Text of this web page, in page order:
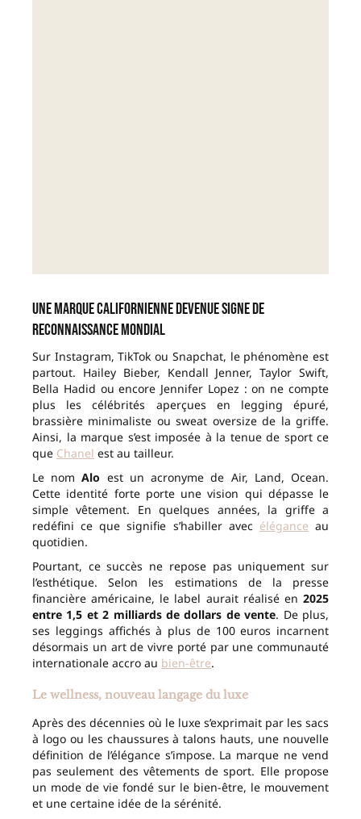
Une marque californienne devenue signe de
reconnaissance mondial
Sur Instagram, TikTok ou Snapchat, le phénomène est
partout. Hailey Bieber, Kendall Jenner, Taylor Swift,
Bella Hadid ou encore Jennifer Lopez : on ne compte
plus les célébrités aperçues en legging épuré,
brassière minimaliste ou sweat oversize de la griffe.
Ainsi, la marque s’est imposée à la tenue de sport ce
que Chanel est au tailleur.
Le nomAlo est un acronyme de Air, Land, Ocean.
Cette identité forte porte une vision qui dépasse le
simple vêtement. En quelques années, la griffe a
redéfini ce que signifie s’habiller avec élégance au
quotidien.
Pourtant, ce succès ne repose pas uniquement sur
l’esthétique. Selon les estimations de la presse
financière américaine, le label aurait réalisé en 2025
entre 1,5 et 2 milliards de dollars de vente. De plus,
ses leggings affichés à plus de 100 euros incarnent
désormais un art de vivre porté par une communauté
internationale accro au bien-être.
Le wellness, nouveau langage du luxe
Après des décennies où le luxe s’exprimait par les sacs
à logo ou les chaussures à talons hauts, une nouvelle
définition de l’élégance s’impose. La marque ne vend
pas seulement des vêtements de sport. Elle propose
un mode de vie fondé sur le bien-être, le mouvement
et une certaine idée de la sérénité.